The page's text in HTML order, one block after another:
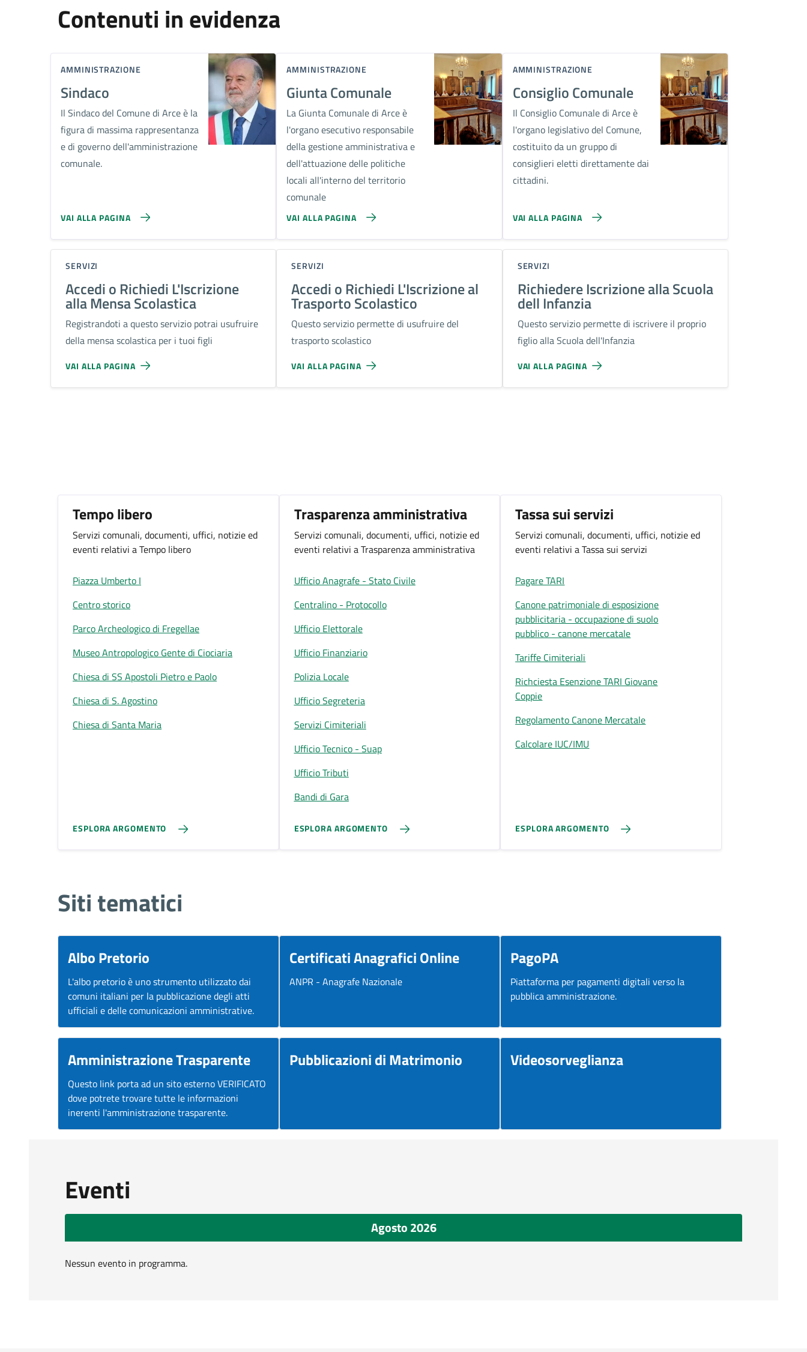
Contenuti in evidenza
AMMINISTRAZIONE
Sindaco
Il Sindaco del Comune di Arce è la
figura di massima rappresentanza
e di governo dell'amministrazione
comunale.
VAI ALLA PAGINA
AMMINISTRAZIONE
Giunta Comunale
La Giunta Comunale di Arce è
l'organo esecutivo responsabile
della gestione amministrativa e
dell'attuazione delle politiche
locali all'interno del territorio
comunale
VAI ALLA PAGINA
AMMINISTRAZIONE
Consiglio Comunale
Il Consiglio Comunale di Arce è
l'organo legislativo del Comune,
costituito da un gruppo di
consiglieri eletti direttamente dai
cittadini.
VAI ALLA PAGINA
SERVIZI
Accedi o Richiedi L'Iscrizione
alla Mensa Scolastica
Registrandoti a questo servizio potrai usufruire
della mensa scolastica per i tuoi figli
VAI ALLA PAGINA
SERVIZI
Accedi o Richiedi L'Iscrizione al
Trasporto Scolastico
Questo servizio permette di usufruire del
trasporto scolastico
VAI ALLA PAGINA
SERVIZI
Richiedere Iscrizione alla Scuola
dell Infanzia
Questo servizio permette di iscrivere il proprio
figlio alla Scuola dell'Infanzia
VAI ALLA PAGINA
Tempo libero
Servizi comunali, documenti, uffici, notizie ed
eventi relativi a Tempo libero
Piazza Umberto I
Centro storico
Parco Archeologico di Fregellae
Museo Antropologico Gente di Ciociaria
Chiesa di SS Apostoli Pietro e Paolo
Chiesa di S. Agostino
Chiesa di Santa Maria
ESPLORA ARGOMENTO
Trasparenza amministrativa
Servizi comunali, documenti, uffici, notizie ed
eventi relativi a Trasparenza amministrativa
Ufficio Anagrafe - Stato Civile
Centralino - Protocollo
Ufficio Elettorale
Ufficio Finanziario
Polizia Locale
Ufficio Segreteria
Servizi Cimiteriali
Ufficio Tecnico - Suap
Ufficio Tributi
Bandi di Gara
ESPLORA ARGOMENTO
Tassa sui servizi
Servizi comunali, documenti, uffici, notizie ed
eventi relativi a Tassa sui servizi
Pagare TARI
Canone patrimoniale di esposizione
pubblicitaria - occupazione di suolo
pubblico - canone mercatale
Tariffe Cimiteriali
Richciesta Esenzione TARI Giovane
Coppie
Regolamento Canone Mercatale
Calcolare IUC/IMU
ESPLORA ARGOMENTO
Siti tematici
Albo Pretorio
L'albo pretorio è uno strumento utilizzato dai
comuni italiani per la pubblicazione degli atti
ufficiali e delle comunicazioni amministrative.
Certificati Anagrafici Online
ANPR - Anagrafe Nazionale
PagoPA
Piattaforma per pagamenti digitali verso la
pubblica amministrazione.
Amministrazione Trasparente
Questo link porta ad un sito esterno VERIFICATO
dove potrete trovare tutte le informazioni
inerenti l'amministrazione trasparente.
Pubblicazioni di Matrimonio Videosorveglianza
Eventi
Agosto 2026
Nessun evento in programma.